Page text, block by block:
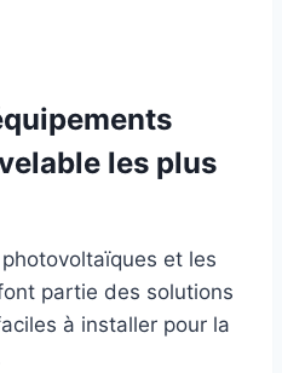
les plus
et les
partie des solutions
à installer pour la